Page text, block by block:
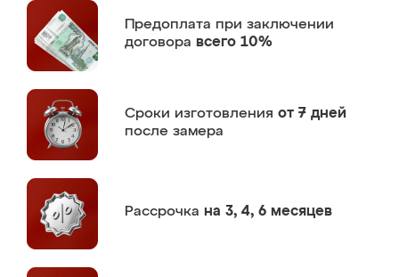
Предоплата при заключении
договора всего 10%
Сроки изготовления от 7 дней
после замера
Рассрочка на 3, 4, 6 месяцев